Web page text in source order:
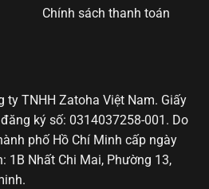
Chính sách thanh toán
ty TNHH Zatoha Việt Nam. Giấy
ký số: 0314037258-001. Do
phố Hồ Chí Minh cấp ngày
1B Nhất Chi Mai, Phường 13,